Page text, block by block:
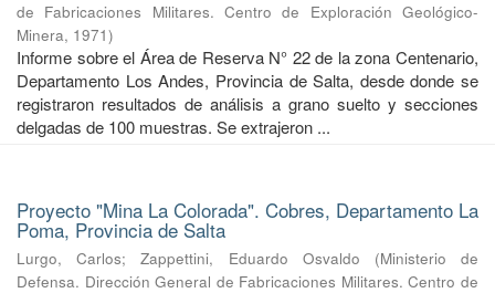
de Fabricaciones Militares. Centro de Exploración Geológico-
Minera, 1971)
Informe sobre el Área de Reserva N° 22 de la zona Centenario,
Departamento Los Andes, Provincia de Salta, desde donde se
registraron resultados de análisis a grano suelto y secciones
delgadas de 100 muestras. Se extrajeron ...
Proyecto "Mina La Colorada". Cobres, Departamento La
Poma, Provincia de Salta
Lurgo, Carlos;Zappettini, Eduardo Osvaldo (Ministerio de
Defensa. Dirección General de Fabricaciones Militares. Centro de